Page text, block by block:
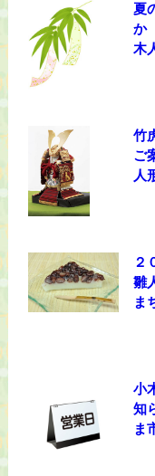
夏
か
木
竹
ご
人
２
雛
ま
小
知
ま